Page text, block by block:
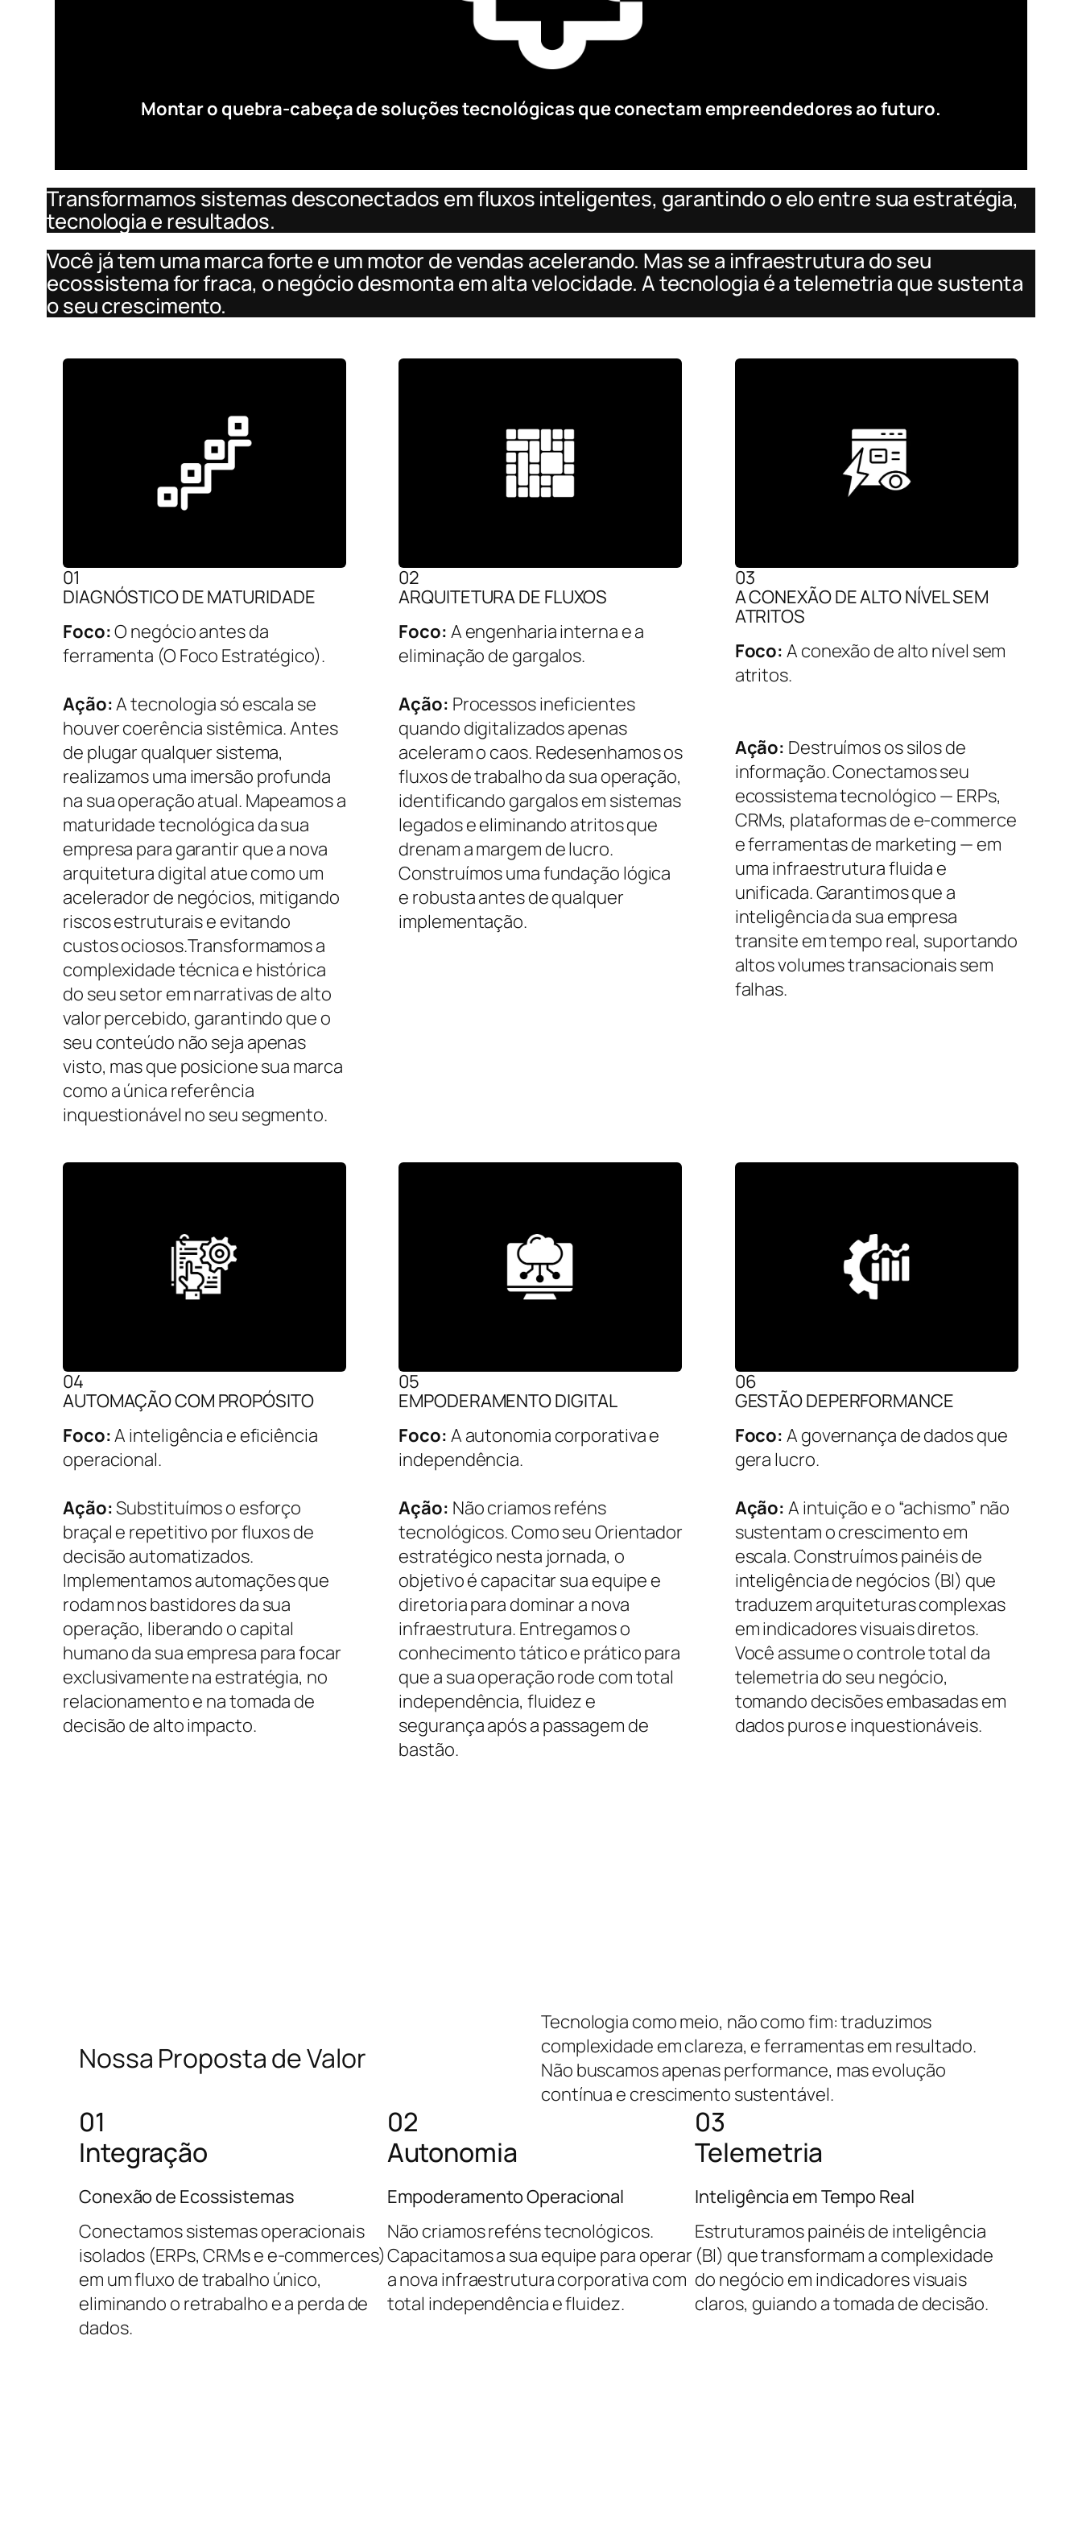
Montar o quebra-cabeça de soluções tecnológicas que conectam empreendedores ao futuro.
Transformamos sistemas desconectados em fluxos inteligentes, garantindo o elo entre sua estratégia,
tecnologia e resultados.
Você já tem uma marca forte e um motor de vendas acelerando. Mas se a infraestrutura do seu
ecossistema for fraca, o negócio desmonta em alta velocidade. A tecnologia é a telemetria que sustenta
o seu crescimento.
01
DIAGNÓSTICO DE MATURIDADE
Foco:O negócio antes da
ferramenta (O Foco Estratégico).
Ação:A tecnologia só escala se
houver coerência sistêmica. Antes
de plugar qualquer sistema,
realizamos uma imersão profunda
na sua operação atual. Mapeamos a
maturidade tecnológica da sua
empresa para garantir que a nova
arquitetura digital atue como um
acelerador de negócios, mitigando
riscos estruturais e evitando
custos ociosos.Transformamos a
complexidade técnica e histórica
do seu setor em narrativas de alto
valor percebido, garantindo que o
seu conteúdo não seja apenas
visto, mas que posicione sua marca
como a única referência
inquestionável no seu segmento.
02
ARQUITETURA DE FLUXOS
Foco: A engenharia interna e a
eliminação de gargalos.
Ação: Processos ineficientes
quando digitalizados apenas
aceleram o caos. Redesenhamos os
fluxos de trabalho da sua operação,
identificando gargalos em sistemas
legados e eliminando atritos que
drenam a margem de lucro.
Construímos uma fundação lógica
e robusta antes de qualquer
implementação.
03
A CONEXÃO DE ALTO NÍVEL SEM
ATRITOS
Foco: A conexão de alto nível sem
atritos.
Ação: Destruímos os silos de
informação. Conectamos seu
ecossistema tecnológico — ERPs,
CRMs, plataformas de e-commerce
e ferramentas de marketing — em
uma infraestrutura fluida e
unificada. Garantimos que a
inteligência da sua empresa
transite em tempo real, suportando
altos volumes transacionais sem
falhas.
04
AUTOMAÇÃO COM PROPÓSITO
Foco:A inteligência e eficiência
operacional.
Ação:Substituímos o esforço
braçal e repetitivo por fluxos de
decisão automatizados.
Implementamos automações que
rodam nos bastidores da sua
operação, liberando o capital
humano da sua empresa para focar
exclusivamente na estratégia, no
relacionamento e na tomada de
decisão de alto impacto.
05
EMPODERAMENTO DIGITAL
Foco: A autonomia corporativa e
independência.
Ação: Não criamos reféns
tecnológicos. Como seu Orientador
estratégico nesta jornada, o
objetivo é capacitar sua equipe e
diretoria para dominar a nova
infraestrutura. Entregamos o
conhecimento tático e prático para
que a sua operação rode com total
independência, fluidez e
segurança após a passagem de
bastão.
06
GESTÃO DEPERFORMANCE
Foco: A governança de dados que
gera lucro.
Ação: A intuição e o “achismo” não
sustentam o crescimento em
escala. Construímos painéis de
inteligência de negócios (BI) que
traduzem arquiteturas complexas
em indicadores visuais diretos.
Você assume o controle total da
telemetria do seu negócio,
tomando decisões embasadas em
dados puros e inquestionáveis.
Nossa Proposta de Valor
Tecnologia como meio, não como fim: traduzimos
complexidade em clareza, e ferramentas em resultado.
Não buscamos apenas performance, mas evolução
contínua e crescimento sustentável.
01
Integração
Conexão de Ecossistemas
Conectamos sistemas operacionais
isolados (ERPs, CRMs e e-commerces)
em um fluxo de trabalho único,
eliminando o retrabalho e a perda de
dados.
02
Autonomia
Empoderamento Operacional
Não criamos reféns tecnológicos.
Capacitamos a sua equipe para operar
a nova infraestrutura corporativa com
total independência e fluidez.
03
Telemetria
Inteligência em Tempo Real
Estruturamos painéis de inteligência
(BI) que transformam a complexidade
do negócio em indicadores visuais
claros, guiando a tomada de decisão.